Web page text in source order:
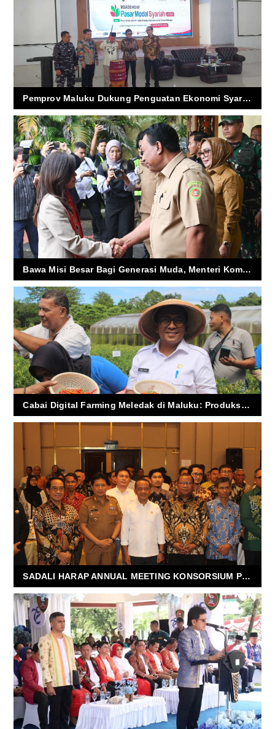
Pemprov Maluku Dukung Penguatan Ekonomi Syariah Lewat Roadshow Pasar Modal Syariah
Bawa Misi Besar Bagi Generasi Muda, Menteri Komunikasi dan Digital Disambut Hangat di Ambon
Cabai Digital Farming Meledak di Maluku: Produksi Naik 34%
SADALI HARAP ANNUAL MEETING KONSORSIUM PTN KTI LAHIRKAN GAGASAN KONSEPTUAL